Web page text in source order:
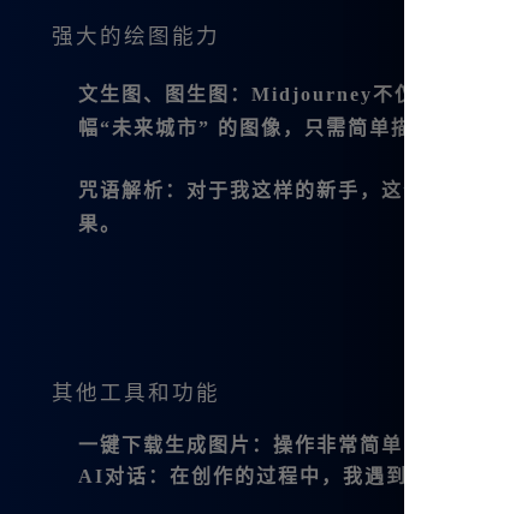
强大的绘图能力
文生图、图生图：Midjourney不仅仅能够
幅“未来城市” 的图像，只需简单描述：“高
咒语解析 ：对于我这样的新手，这个功能无
果。
其他工具和功能
一键下载生成图片 ：操作非常简单，一键下
AI对话 ：在创作的过程中，我遇到问题可以